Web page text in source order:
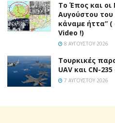
Το Έπος και οι
Αυγούστου του
κάναμε ήττα”
Video !)
8 ΑΥΓΟΎΣΤΟΥ 2026
Τουρκικές
UAV και CN-
7 ΑΥΓΟΎΣΤΟΥ 2026